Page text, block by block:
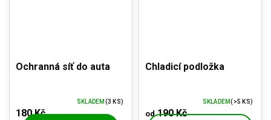
Ochranná síť do auta
180 Kč
SKLADEM (3 KS)
Chladicí podložka
od190 Kč
SKLADEM(>5 KS)